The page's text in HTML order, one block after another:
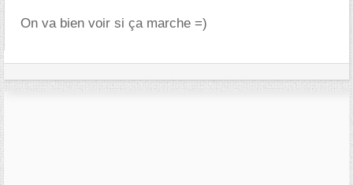
On va bien voir si ça marche =)